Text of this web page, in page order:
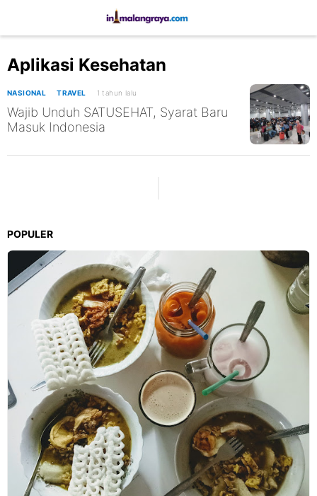
Aplikasi Kesehatan
NASIONAL TRAVEL 1 tahun lalu
Wajib Unduh SATUSEHAT, Syarat Baru
Masuk Indonesia
POPULER